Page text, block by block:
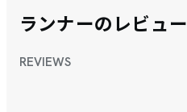
ランナーのレビュー
REVIEWS